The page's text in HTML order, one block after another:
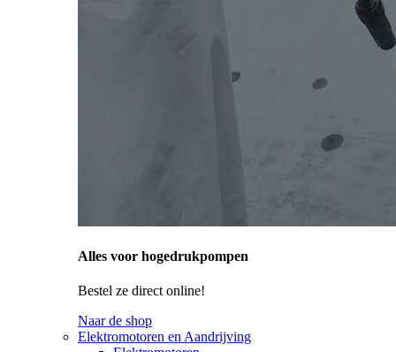
Alles voor hogedrukpompen
Bestel ze direct online!
Naar de shop
Elektromotoren en Aandrijving